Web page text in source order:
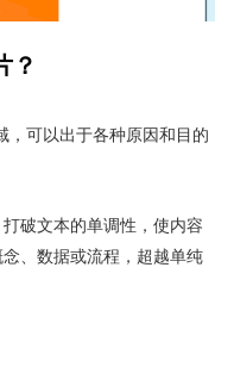
？
，可以出于各种原因和目的
破文本的单调性，使内容
、数据或流程，超越单纯